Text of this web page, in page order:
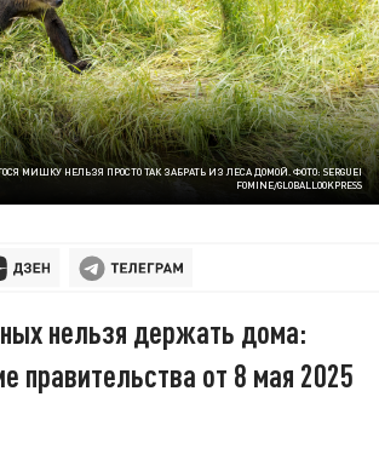
МИШКУ НЕЛЬЗЯ ПРОСТО ТАК ЗАБРАТЬ ИЗ ЛЕСА ДОМОЙ. ФОТО: SERGUEI
FOMINE/GLOBALLOOKPRESS
нельзя держать дома:
правительства от 8 мая 2025